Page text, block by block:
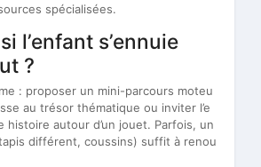
spécialisées.
l’enfant s’ennuie
?
: proposer un mini-parcours moteu
au trésor thématique ou inviter l’e
histoire autour d’un jouet. Parfois, un
différent, coussins) suffit à renou